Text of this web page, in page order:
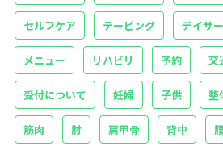
セルフケア テーピング デイサ
メニュー リハビリ 予約 交
受付について 妊婦 子供 整
筋肉 肘 肩甲骨 背中